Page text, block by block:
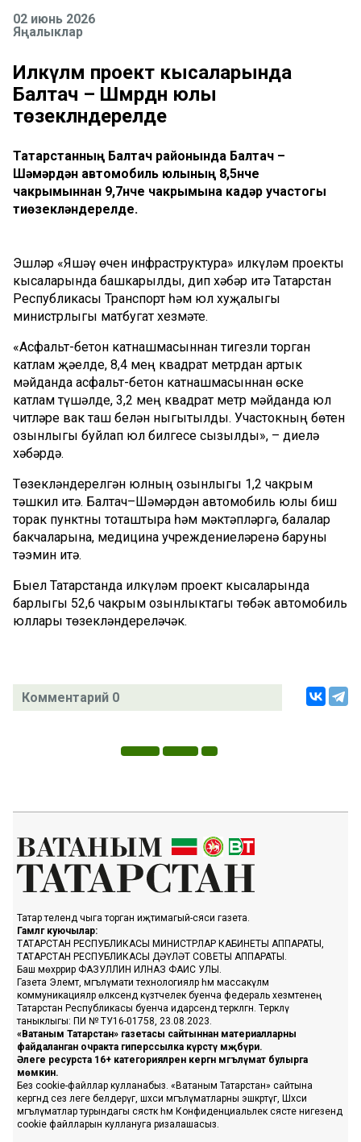
02 июнь 2026
Яңалыклар
Илкүләм проект кысаларында
Балтач – Шәмәрдән юлы
төзекләндерелде
Татарстанның Балтач районында Балтач –
Шәмәрдән автомобиль юлының 8,5нче
чакрымыннан 9,7нче чакрымына кадәр участогы
тиөзекләндерелде.
Эшләр «Яшәү өчен инфраструктура» илкүләм проекты
кысаларында башкарылды, дип хәбәр итә Татарстан
Республикасы Транспорт һәм юл хуҗалыгы
министрлыгы матбугат хезмәте.
«Асфальт-бетон катнашмасыннан тигезли торган
катлам җәелде, 8,4 мең квадрат метрдан артык
мәйданда асфальт-бетон катнашмасыннан өске
катлам түшәлде, 3,2 мең квадрат метр мәйданда юл
читләре вак таш белән ныгытылды. Участокның бөтен
озынлыгы буйлап юл билгесе сызылды», – диелә
хәбәрдә.
Төзекләндерелгән юлның озынлыгы 1,2 чакрым
тәшкил итә. Балтач–Шәмәрдән автомобиль юлы биш
торак пунктны тоташтыра һәм мәктәпләргә, балалар
бакчаларына, медицина учреждениеләренә баруны
тәэмин итә.
Быел Татарстанда илкүләм проект кысаларында
барлыгы 52,6 чакрым озынлыктагы төбәк автомобиль
юллары төзекләндереләчәк.
Комментарий 0
Татар телендә чыга торган иҗтимагый-сәяси газета.
Гамәлгә куючылар:
ТАТАРСТАН РЕСПУБЛИКАСЫ МИНИСТРЛАР КАБИНЕТЫ АППАРАТЫ,
ТАТАРСТАН РЕСПУБЛИКАСЫ ДӘҮЛӘТ СОВЕТЫ АППАРАТЫ.
Баш мөхәррир ФАЗУЛЛИН ИЛНАЗ ФАИС УЛЫ.
Газета Элемтә, мәгълүмати технологияләр һәм массакүләм
коммуникацияләр өлкәсендә күзәтчелек буенча федераль хезмәтенең
Татарстан Республикасы буенча идарәсендә теркәлгән. Теркәлү
таныклыгы: ПИ № ТУ16-01758, 23.08.2023.
«Ватаным Татарстан» газетасы сайтыннан материалларны
файдаланган очракта гиперссылка күрсәтү мәҗбүри.
Әлеге ресурста 16+ категорияләренә кергән мәгълүмат булырга
мөмкин.
Без cookie-файллар кулланабыз. «Ватаным Татарстан» сайтына
кергәндә сез әлеге белдерүгә, шәхси мәгълүматларны эшкәртүгә, Шәхси
мәгълүматлар турындагы сәясәткә һәм Конфиденциальлек сәясәте нигезендә
cookie файлларын куллануга ризалашасыз.